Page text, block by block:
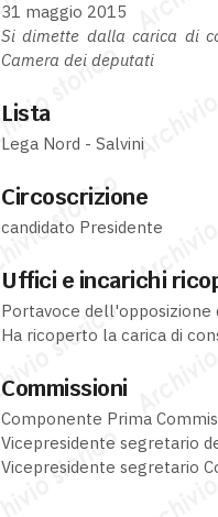
31 maggio 2015
Si dimette dalla carica di
Camera dei deputati
Lista
Lega Nord - Salvini
Circoscrizione
candidato Presidente
Uffici e incarichi
Portavoce
Ha ricoperto la carica di
Commissioni
Componente Prima
Vicepresidente segretario
Vicepresidente segretario